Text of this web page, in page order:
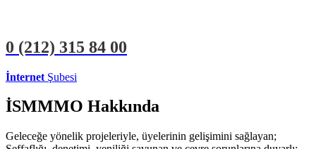
0 (212) 315 84 00
İnternet Şubesi
İSMMMO Hakkında
Geleceğe yönelik projeleriyle, üyelerinin gelişimini sağlayan;